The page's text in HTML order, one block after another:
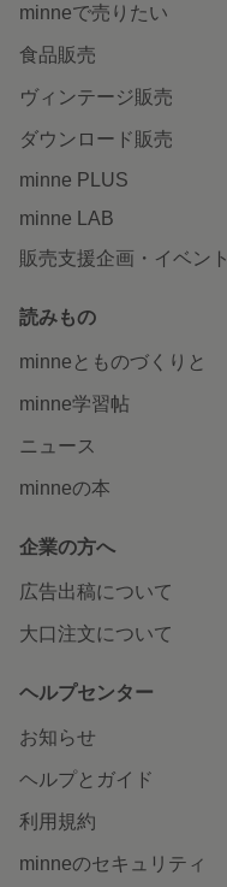
minneで売りたい
食品販売
ヴィンテージ販売
ダウンロード販売
minne PLUS
minne LAB
販売支援企画・イベント
読みもの
minneとものづくりと
minne学習帖
ニュース
minneの本
企業の方へ
広告出稿について
大口注文について
ヘルプセンター
お知らせ
ヘルプとガイド
利用規約
minneのセキュリティ